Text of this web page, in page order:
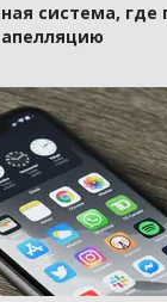
система, где